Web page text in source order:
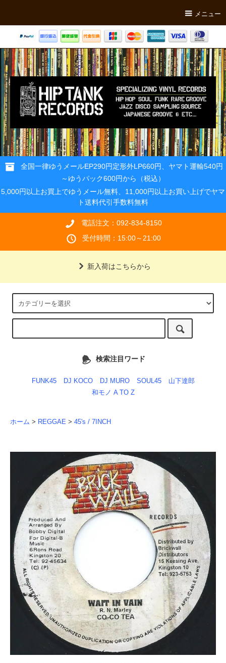
メニュー
全国一律ゆうメールEP290円定形外LP660円、ヤマト運輸540円
～ゆうパック600円から（税込）
5,000円以上お買上でゆうメール無料、11,000円以上お買い上げでヤマ
ト送料代引手数料無料
電話注文：092-834-8150
受付時間：15:00～21:00
新入荷はこちらから
検索注目ワード
FUNK45 DJ KOCO DJ MURO SOUL45
山下達郎
和モノ A TO Z
ホーム > REGGAE > 45's / 7INCH